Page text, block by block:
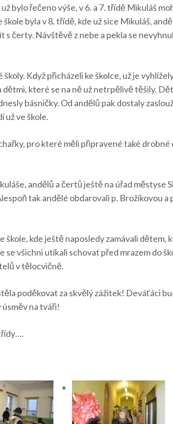
bylo řečeno výše, v 6. a 7. třídě Mikuláš
byla v 8. třídě, kde už sice Mikuláš,
s čerty. Návštěvě z nebe a pekla se
Když přicházeli ke školce, už je
které se na ně už netrpělivě těšily.
básničky. Od andělů pak dostaly
už ve škole.
pro které měli připravené také
andělů a čertů ještě na úřad městyse
tak andělé obdarovali p. Brožíkovou
kde ještě naposledy zamávali
se všichni utíkali schovat před mrazem do
v tělocvičně.
poděkovat za skvělý zážitek! Deváťáci
na tváři!